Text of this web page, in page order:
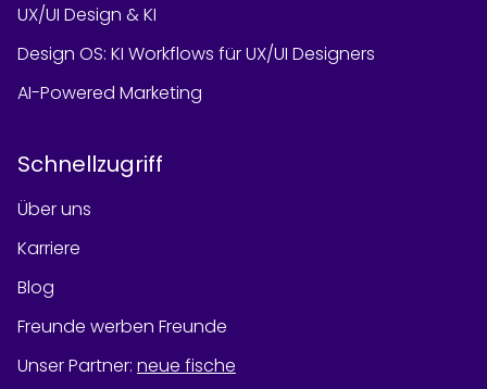
UX/UI Design & KI
Design OS: KI Workflows für UX/UI Designers
AI-Powered Marketing
Schnellzugriff
Über uns
Karriere
Blog
Freunde werben Freunde
Unser Partner: neue fische